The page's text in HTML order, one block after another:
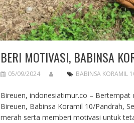
BERI MOTIVASI, BABINSA
05/09/2024 BABINSA KORAMIL
Bireuen, indonesiatimur.co – Bertempat
Bireuen, Babinsa Koramil 10/Pandrah,
merah serta memberi motivasi untuk